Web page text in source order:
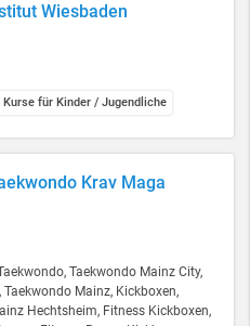
Wiesbaden
Kurse für Kinder / Jugendliche
Krav Maga
Taekwondo Mainz City,
Mainz, Kickboxen,
Hechtsheim, Fitness Kickboxen,